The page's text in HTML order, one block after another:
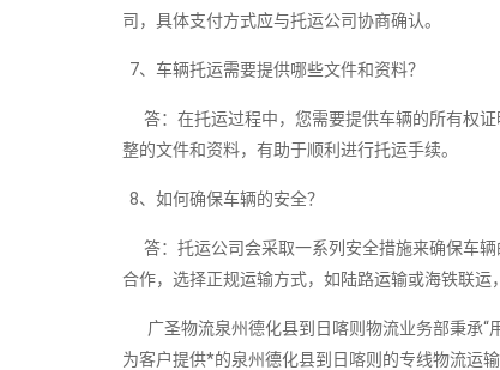
司，具体支付方式应与托运公司协商确认。
7、车辆托运需要提供哪些文件和资料？
答：在托运过程中，您需要提供车辆的所有权
整的文件和资料，有助于顺利进行托运手续。
8、如何确保车辆的安全？
答：托运公司会采取一系列安全措施来确保车辆
合作，选择正规运输方式，如陆路运输或海铁联运
广圣物流泉州德化县到日喀则物流业务部秉承“
为客户提供*的泉州德化县到日喀则的专线物流运